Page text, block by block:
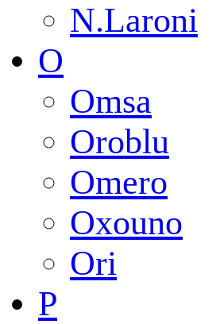
N.Laroni
O
Omsa
Oroblu
Omero
Oxouno
Ori
P